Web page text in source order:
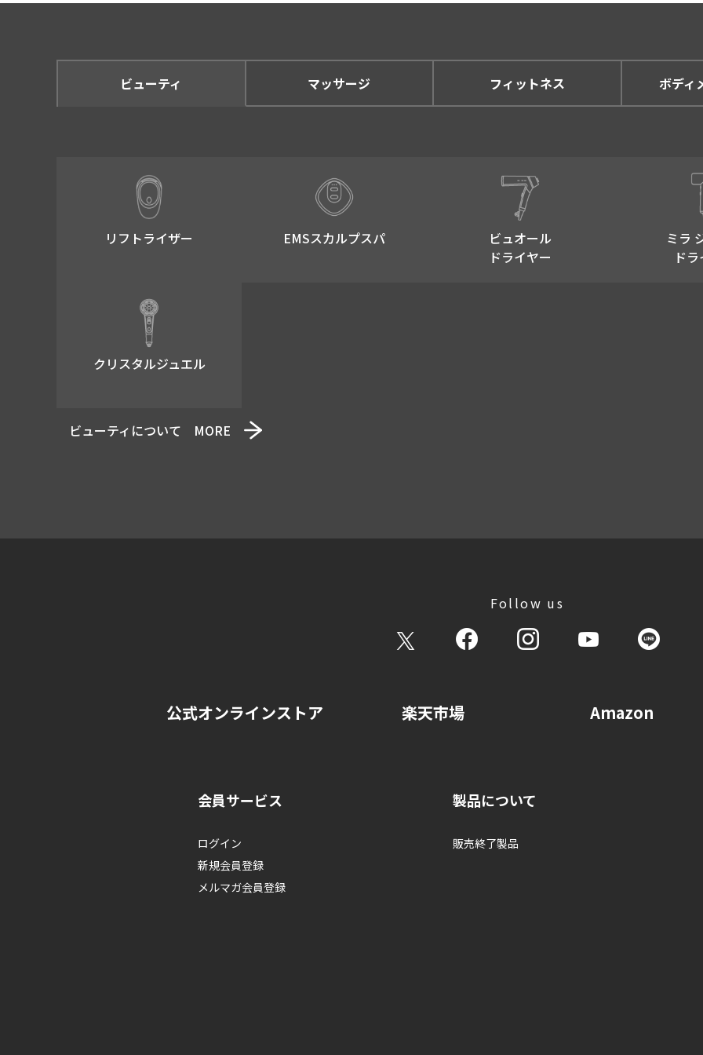
ビューティ マッサージ フィットネス ボディ
リフトライザー​ EMSスカルプスパ​
ビュオール
ドライヤー
ミラ
ド
クリスタルジュエル
ビューティについて MORE
Follow us
公式オンラインストア 楽天市場 Amazon
会員サービス
ログイン
新規会員登録
メルマガ会員登録
製品について
販売終了製品